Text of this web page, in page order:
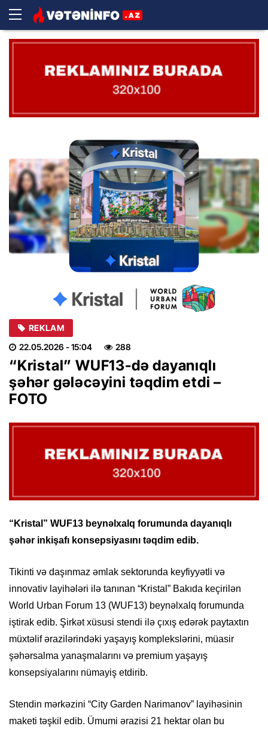
REKLAM
22.05.2026 - 15:04 288
“Kristal” WUF13-də dayanıqlı
şəhər gələcəyini təqdim etdi –
FOTO
“Kristal” WUF13 beynəlxalq forumunda dayanıqlı
şəhər inkişafı konsepsiyasını təqdim edib.
Tikinti və daşınmaz əmlak sektorunda keyfiyyətli və
innovativ layihələri ilə tanınan “Kristal” Bakıda keçirilən
World Urban Forum 13 (WUF13) beynəlxalq forumunda
iştirak edib. Şirkət xüsusi stendi ilə çıxış edərək paytaxtın
müxtəlif ərazilərindəki yaşayış komplekslərini, müasir
şəhərsalma yanaşmalarını və premium yaşayış
konsepsiyalarını nümayiş etdirib.
Stendin mərkəzini “City Garden Narimanov” layihəsinin
maketi təşkil edib. Ümumi ərazisi 21 hektar olan bu